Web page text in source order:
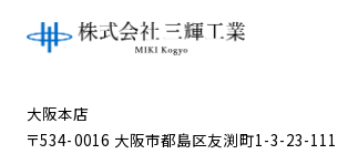
大阪本店
〒534-0016 大阪市都島区友渕町1-3-23-111